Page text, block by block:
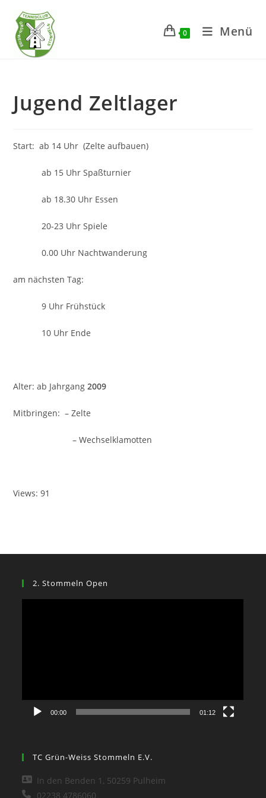
Inhalt
springen
0 Menü
Jugend Zeltlager
Start: ab 14 Uhr (Zelte aufbauen)
ab 15 Uhr Spaßturnier
ab 18.30 Uhr Essen
20-23 Uhr Spiele
0.00 Uhr Nachtwanderung
am nächsten Tag:
9 Uhr Frühstück
10 Uhr Ende
Alter: ab Jahrgang2009
Mitbringen: – Zelte
– Wechselklamotten
Views: 91
2. Stommeln Open
00:00 01:12
TC Grün-Weiss Stommeln E.V.
In den Benden 1, 50259 Pulheim
02238 4786060